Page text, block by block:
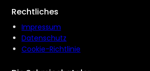
Rechtliches
Impressum
Datenschutz
Cookie-Richtlinie